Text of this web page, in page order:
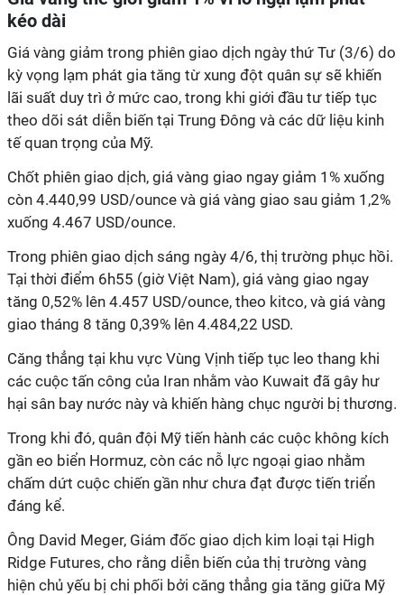
kéo dài
Giá vàng giảm trong phiên giao dịch ngày thứ Tư (3/6) do
kỳ vọng lạm phát gia tăng từ xung đột quân sự sẽ khiến
lãi suất duy trì ở mức cao, trong khi giới đầu tư tiếp tục
theo dõi sát diễn biến tại Trung Đông và các dữ liệu kinh
tế quan trọng của Mỹ.
Chốt phiên giao dịch, giá vàng giao ngay giảm 1% xuống
còn 4.440,99 USD/ounce và giá vàng giao sau giảm 1,2%
xuống 4.467 USD/ounce.
Trong phiên giao dịch sáng ngày 4/6, thị trường phục hồi.
Tại thời điểm 6h55 (giờ Việt Nam), giá vàng giao ngay
tăng 0,52% lên 4.457 USD/ounce, theo kitco, và giá vàng
giao tháng 8 tăng 0,39% lên 4.484,22 USD.
Căng thẳng tại khu vực Vùng Vịnh tiếp tục leo thang khi
các cuộc tấn công của Iran nhằm vào Kuwait đã gây hư
hại sân bay nước này và khiến hàng chục người bị thương.
Trong khi đó, quân đội Mỹ tiến hành các cuộc không kích
gần eo biển Hormuz, còn các nỗ lực ngoại giao nhằm
chấm dứt cuộc chiến gần như chưa đạt được tiến triển
đáng kể.
Ông David Meger, Giám đốc giao dịch kim loại tại High
Ridge Futures, cho rằng diễn biến của thị trường vàng
hiện chủ yếu bị chi phối bởi căng thẳng gia tăng giữa Mỹ